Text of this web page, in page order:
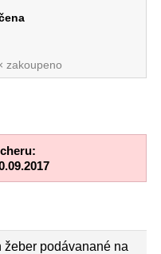
zakoupeno
podávanané na